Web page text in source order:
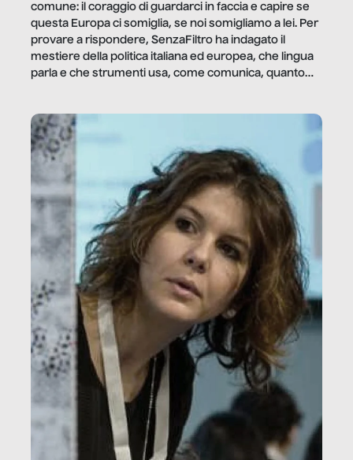
comune: il coraggio di guardarci in faccia e capire se
questa Europa ci somiglia, se noi somigliamo a lei. Per
provare a rispondere, SenzaFiltro ha indagato il
mestiere della politica italiana ed europea, che lingua
parla e che strumenti usa, come comunica, quanto